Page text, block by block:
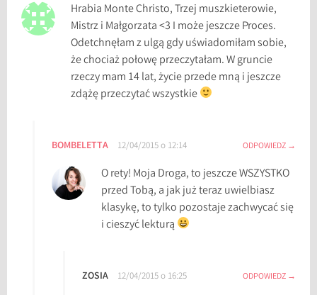
Hrabia Monte Christo, Trzej muszkieterowie,
Mistrz i Małgorzata <3 I może jeszcze Proces.
Odetchnęłam z ulgą gdy uświadomiłam sobie,
że chociaż połowę przeczytałam. W gruncie
rzeczy mam 14 lat, życie przede mną i jeszcze
zdążę przeczytać wszystkie
BOMBELETTA 12/04/2015 o 12:14 ODPOWIEDZ
O rety! Moja Droga, to jeszcze WSZYSTKO
przed Tobą, a jak już teraz uwielbiasz
klasykę, to tylko pozostaje zachwycać się
i cieszyć lekturą
ZOSIA 12/04/2015 o 16:25 ODPOWIEDZ